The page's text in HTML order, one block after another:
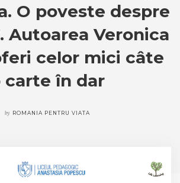
O poveste despre
Autoarea Veronica
celor mici câte
carte în dar
by ROMANIA PENTRU VIATA